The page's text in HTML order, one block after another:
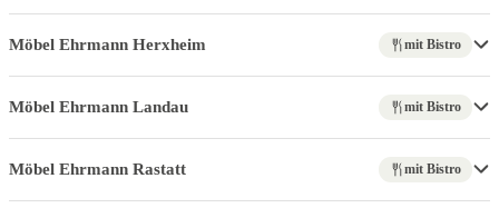
Möbel Ehrmann Herxheim mit Bistro
Möbel Ehrmann Landau mit Bistro
Möbel Ehrmann Rastatt mit Bistro